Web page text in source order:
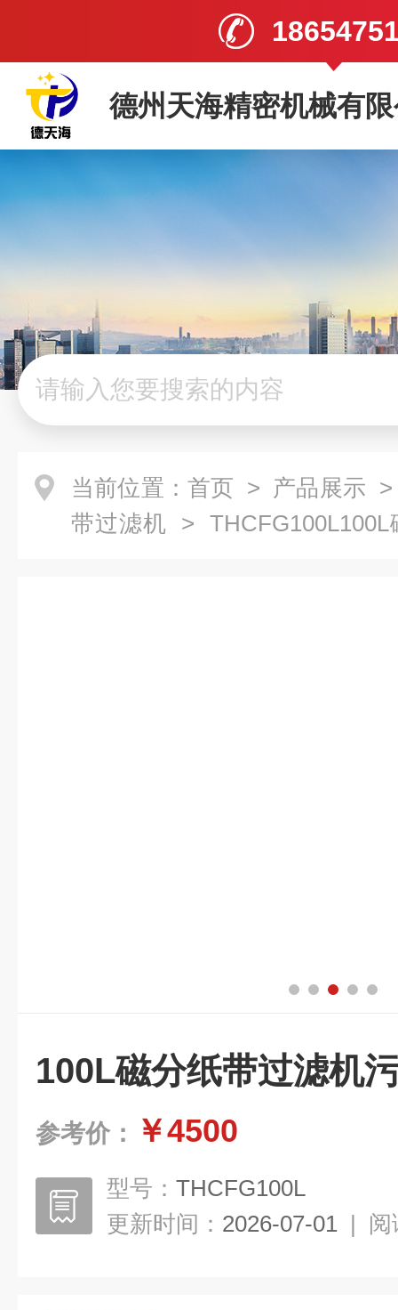
德州天海精密机械有
当前位置： 首页 > 产品展示
带过滤机 >
100L磁分纸带过滤机
参考价： ￥4500
型号： THCFG100L
更新时间： 2026-07-01 | 阅